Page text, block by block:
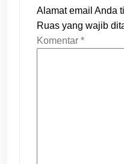
Alamat email Anda
Ruas yang wajib
Komentar *